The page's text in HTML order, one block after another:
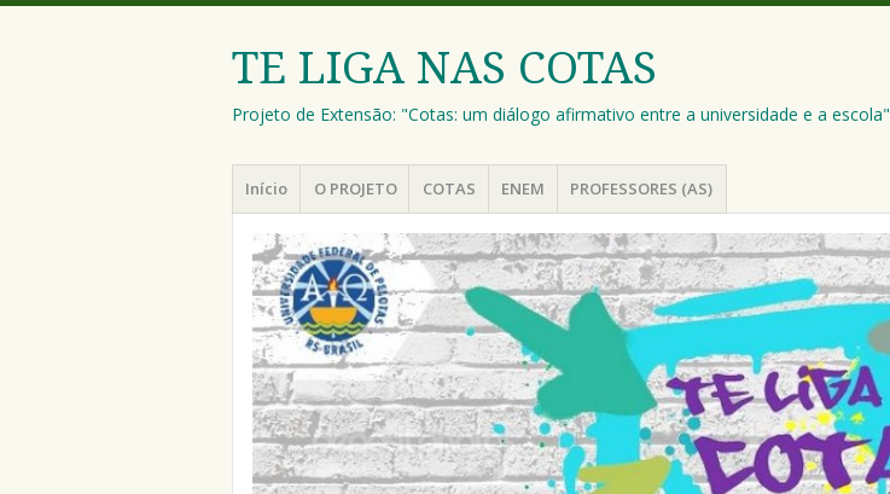
TE LIGA NAS COTAS
Projeto de Extensão: "Cotas: um diálogo afirmativo entre a universidade e a escola"
Menu
Pular
para
conteúdo
Início O PROJETO COTAS ENEM PROFESSORES (AS)